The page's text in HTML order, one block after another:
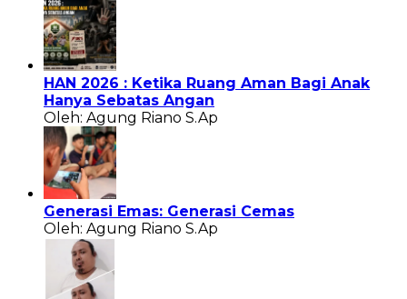
HAN 2026 : Ketika Ruang Aman Bagi Anak
Hanya Sebatas Angan
Oleh: Agung Riano S.Ap
Generasi Emas: Generasi Cemas
Oleh: Agung Riano S.Ap